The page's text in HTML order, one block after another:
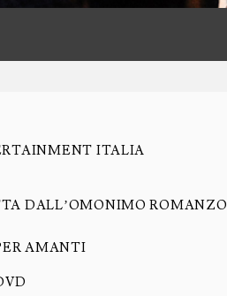
ITALIA
DALL’OMONIMO ROMANZO
AMANTI